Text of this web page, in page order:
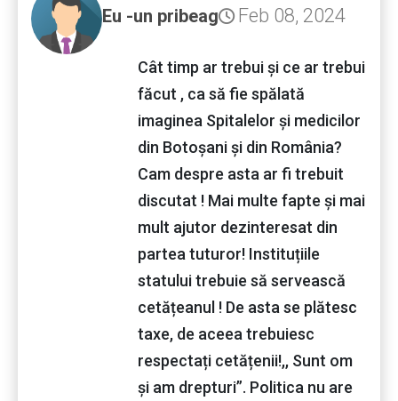
Eu -un pribeag Feb 08, 2024
Cât timp ar trebui și ce ar trebui
făcut , ca să fie spălată
imaginea Spitalelor și medicilor
din Botoșani și din România?
Cam despre asta ar fi trebuit
discutat ! Mai multe fapte și mai
mult ajutor dezinteresat din
partea tuturor! Instituțiile
statului trebuie să servească
cetățeanul ! De asta se plătesc
taxe, de aceea trebuiesc
respectați cetățenii!,, Sunt om
și am drepturi”. Politica nu are